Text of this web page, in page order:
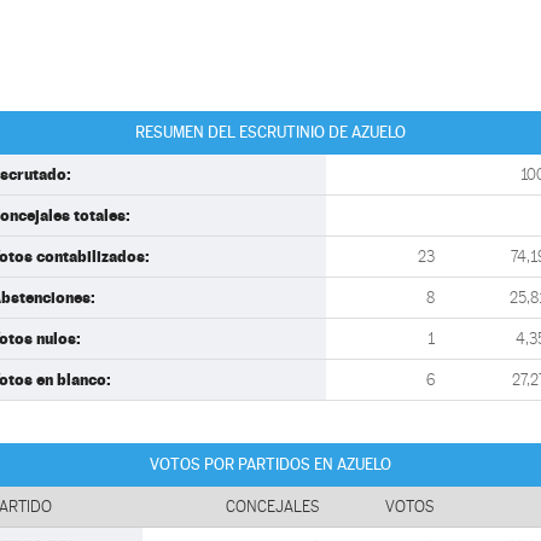
RESUMEN DEL ESCRUTINIO DE AZUELO
totales:
contabilizados: 23
8
nulos: 1
en blanco: 6
VOTOS POR PARTIDOS EN AZUELO
CONCEJALES VOTOS